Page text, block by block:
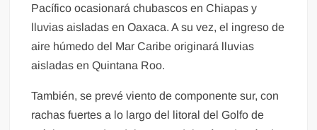
Pacífico ocasionará chubascos en Chiapas y
lluvias aisladas en Oaxaca. A su vez, el ingreso de
aire húmedo del Mar Caribe originará lluvias
aisladas en Quintana Roo.
También, se prevé viento de componente sur, con
rachas fuertes a lo largo del litoral del Golfo de